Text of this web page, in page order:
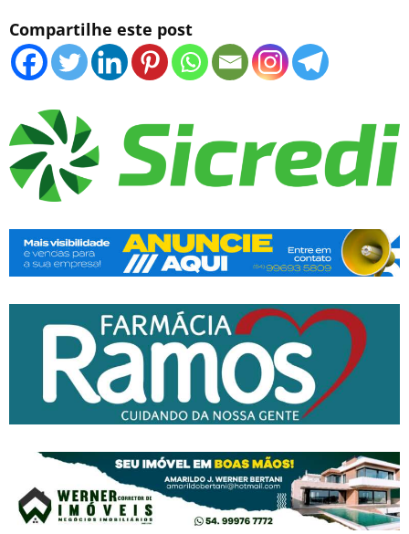
Compartilhe este post